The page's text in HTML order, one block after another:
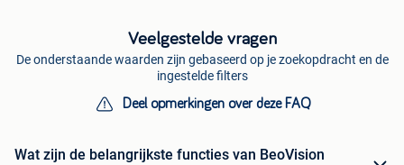
Veelgestelde vragen
De onderstaande waarden zijn gebaseerd op je zoekopdracht en de
ingestelde filters
Deel opmerkingen over deze FAQ
Wat zijn de belangrijkste functies van BeoVision